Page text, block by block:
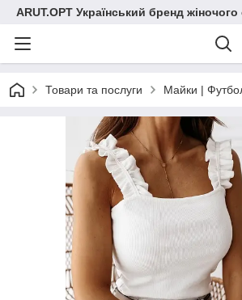
ARUT.OPT Український бренд
Товари та послуги Майки |